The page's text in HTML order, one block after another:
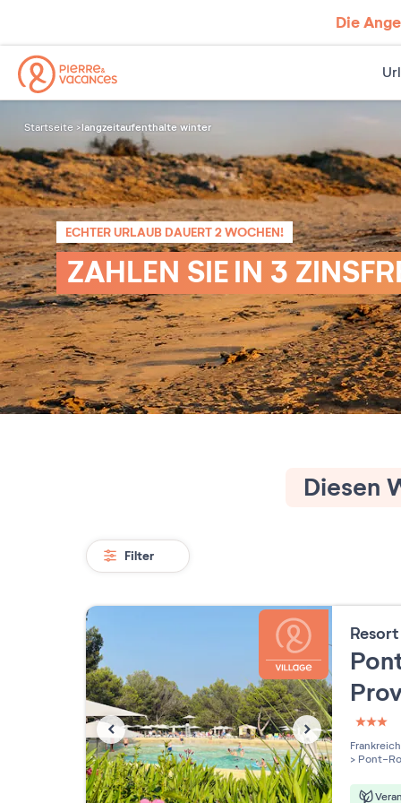
Die
Startseite langzeitaufenthalte winter
ECHTER URLAUB DAUERT 2 WOCHEN!
ZAHLEN SIE IN 3
Diesen
Filter
Resort
3
Frankreich
> Pont-